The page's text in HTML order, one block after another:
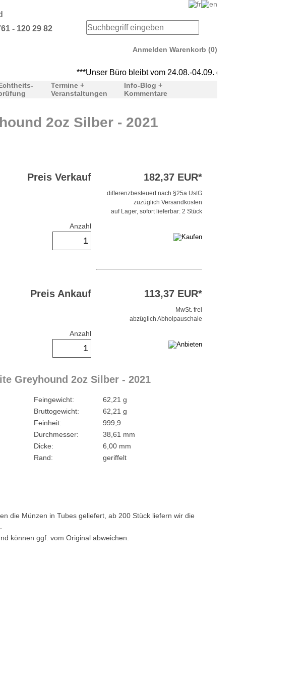
- 120 29 82
Anmelden Warenkorb (0)
***Unser Büro bleibt vom 24.08.-04.09. geschlossen. Ab dem
***Unser Büro bleibt
Termine +
Veranstaltungen
Info-Blog +
Kommentare
2oz Silber - 2021
Preis Verkauf 182,37 EUR*
differenzbesteuert nach §25a UstG
zuzüglich Versandkosten
auf Lager, sofort lieferbar: 2 Stück
Anzahl
Preis Ankauf 113,37 EUR*
MwSt. frei
abzüglich Abholpauschale
Anzahl
Greyhound 2oz Silber - 2021
Feingewicht:
62,21 g
Bruttogewicht:
62,21 g
Feinheit:
999,9
Durchmesser:
38,61 mm
Dicke:
6,00 mm
Rand:
geriffelt
die Münzen in Tubes geliefert, ab 200 Stück liefern wir die
können ggf. vom Original abweichen.